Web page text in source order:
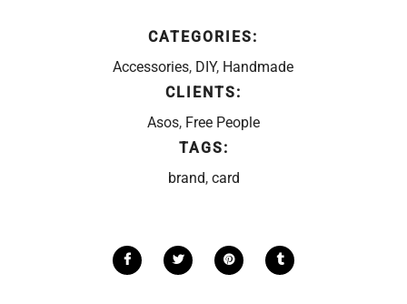
CATEGORIES:
Accessories, DIY, Handmade
CLIENTS:
Asos, Free People
TAGS:
brand, card